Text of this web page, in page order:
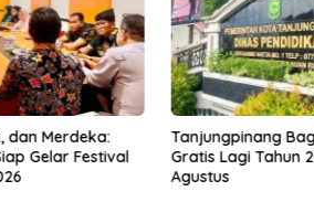
dan Merdeka:
Gelar Festival
Tanjungpinang
Gratis Lagi Tahun
Agustus